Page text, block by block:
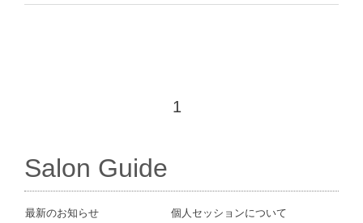
1
Salon Guide
最新のお知らせ
個人セッションについて